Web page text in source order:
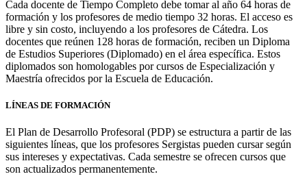
Cada docente de Tiempo Completo debe tomar al año 64 horas de
formación y los profesores de medio tiempo 32 horas. El acceso es
libre y sin costo, incluyendo a los profesores de Cátedra. Los
docentes que reúnen 128 horas de formación, reciben un Diploma
de Estudios Superiores (Diplomado) en el área específica. Estos
diplomados son homologables por cursos de Especialización y
Maestría ofrecidos por la Escuela de Educación.
LÍNEAS DE FORMACIÓN
El Plan de Desarrollo Profesoral (PDP) se estructura a partir de las
siguientes líneas, que los profesores Sergistas pueden cursar según
sus intereses y expectativas. Cada semestre se ofrecen cursos que
son actualizados permanentemente.